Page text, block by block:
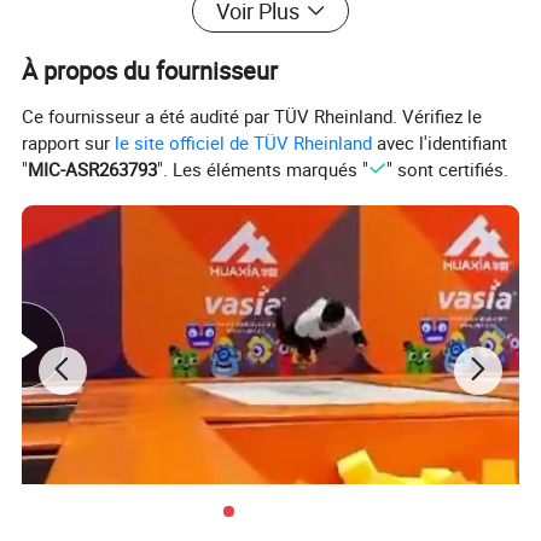
FAQ:
Q1: Le terrain de jeu peut-il être personnalisé?
Oui. Veuillez nous envoyer un fichier CAO ou un
dessin simple de votre aire de jeu avec des
dimensions précises, et faites-nous savoir la
Voir Plus
À propos du fournisseur
Ce fournisseur a été audité par TÜV Rheinland. Vérifiez le
rapport sur le site officiel de TÜV Rheinland avec l'identifiant
"MIC-ASR263793". Les éléments marqués " " sont certifiés.